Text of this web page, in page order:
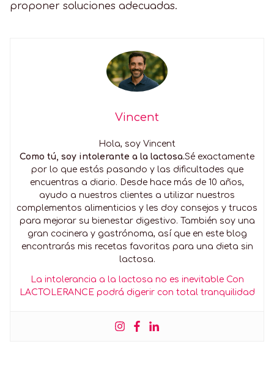
proponer soluciones adecuadas.
Vincent
Hola, soy Vincent
Como tú, soy intolerante a la lactosa.Sé exactamente
por lo que estás pasando y las dificultades que
encuentras a diario. Desde hace más de 10 años,
ayudo a nuestros clientes a utilizar nuestros
complementos alimenticios y les doy consejos y trucos
para mejorar su bienestar digestivo. También soy una
gran cocinera y gastrónoma, así que en este blog
encontrarás mis recetas favoritas para una dieta sin
lactosa.
La intolerancia a la lactosa no es inevitable Con
LACTOLERANCE podrá digerir con total tranquilidad